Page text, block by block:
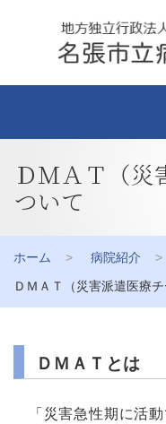
ＤＭＡＴ（災
ついて
ホーム
病院紹介
ＤＭＡＴ（災害派遣医療
ＤＭＡＴとは
「災害急性期に活